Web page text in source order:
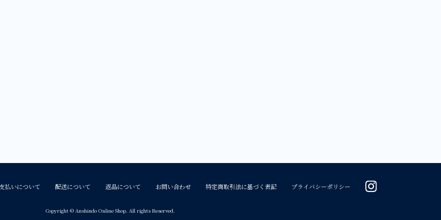
払いについて 配送について 返品について お問い合わせ 特定商取引法に基づく表記 プライバシーポリシー
Copyright © Anshindo Online Shop. All rights Reserved.